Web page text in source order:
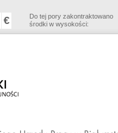
€
Do tej pory zakontraktowano
środki w wysokości: